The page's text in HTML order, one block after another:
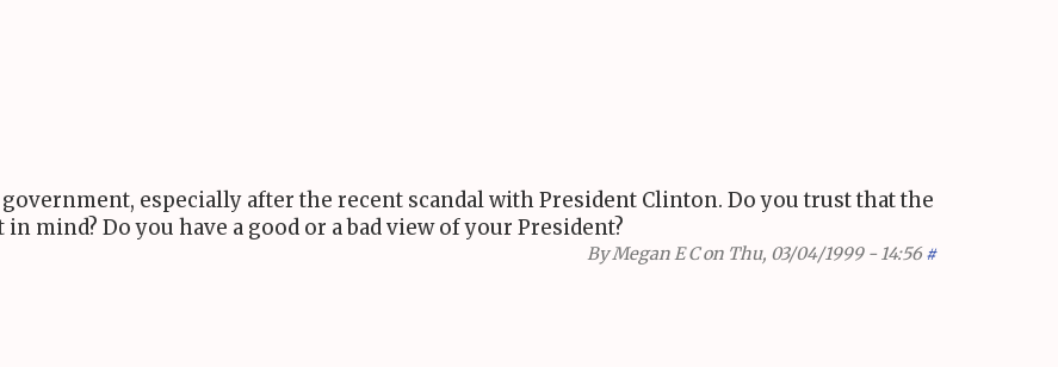
especially after the recent scandal with President Clinton. Do you trust that the
mind? Do you have a good or a bad view of your President?
ByMegan E Con Thu, 03/04/1999 - 14:56 #